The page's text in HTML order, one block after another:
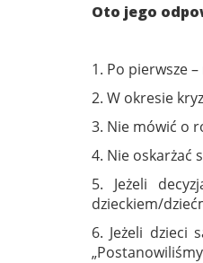
Oto jego
1. Po pierwsze –
2. W okresie
3. Nie mówić o
4. Nie oskarżać
5. Jeżeli
dzieckiem/
6. Jeżeli dzieci